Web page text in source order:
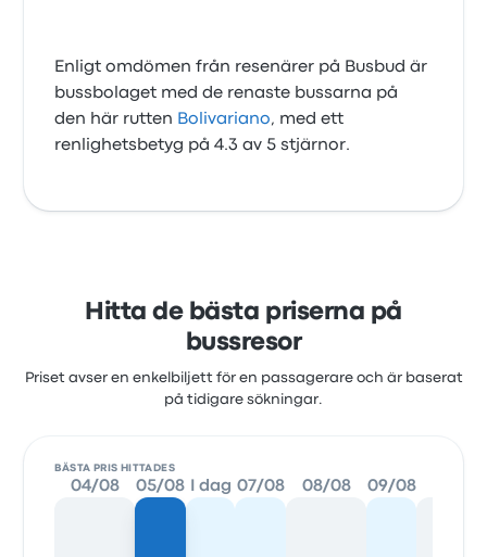
Enligt omdömen från resenärer på Busbud är
bussbolaget med de renaste bussarna på
den här rutten Bolivariano, med ett
renlighetsbetyg på 4.3 av 5 stjärnor.
Hitta de bästa priserna på
bussresor
Priset avser en enkelbiljett för en passagerare och är baserat
på tidigare sökningar.
BÄSTA PRIS HITTADES
04/08 05/08 I dag 07/08 08/08 09/08